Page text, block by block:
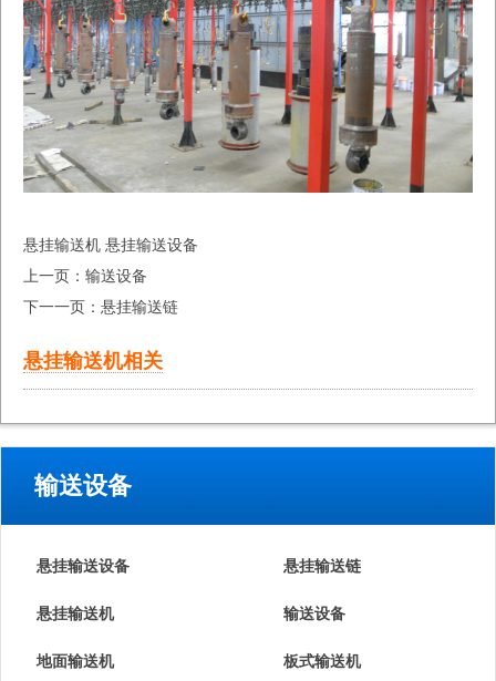
悬挂输送机 悬挂输送设备
上一页： 输送设备
下一一页： 悬挂输送链
悬挂输送机相关
输送设备
悬挂输送设备 悬挂输送链
悬挂输送机 输送设备
地面输送机 板式输送机